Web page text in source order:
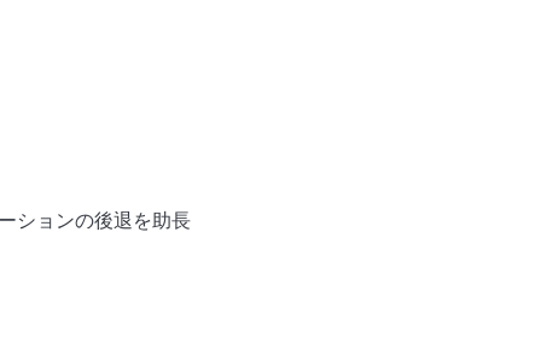
ションの後退を助長